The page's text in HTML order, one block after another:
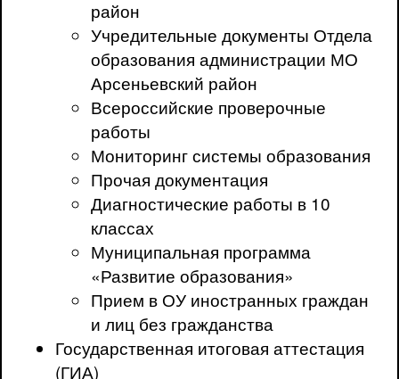
район
Учредительные документы Отдела
образования администрации МО
Арсеньевский район
Всероссийские проверочные
работы
Мониторинг системы образования
Прочая документация
Диагностические работы в 10
классах
Муниципальная программа
«Развитие образования»
Прием в ОУ иностранных граждан
и лиц без гражданства
Государственная итоговая аттестация
(ГИА)